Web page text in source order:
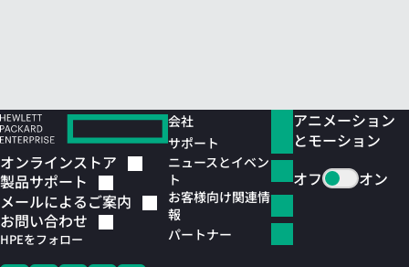
オンラインストア
製品サポート
メールによるご案内
お問い合わせ
HPEをフォロー
会社
サポート
ニュースとイベン
ト
お客様向け関連情
報
パートナー
アニメーション
とモーション
オフ
オン